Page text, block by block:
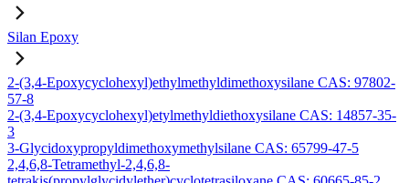
Silan Epoxy
2-(3,4-Epoxycyclohexyl)ethylmethyldimethoxysilane CAS: 97802-
57-8
2-(3,4-Epoxycyclohexyl)etylmethyldiethoxysilane CAS: 14857-35-
3
3-Glycidoxypropyldimethoxymethylsilane CAS: 65799-47-5
2,4,6,8-Tetramethyl-2,4,6,8-